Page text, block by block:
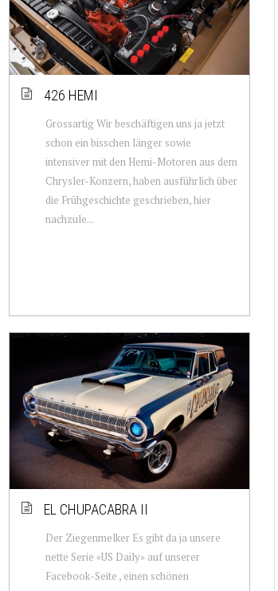
426 HEMI
Grossartig Wir beschäftigen uns ja jetzt
schon ein bisschen länger sowie
intensiver mit den Hemi-Motoren aus dem
Chrysler-Konzern, haben ausführlich über
die Frühgeschichte geschrieben, hier
nachzule...
EL CHUPACABRA II
Der Ziegenmelker Es gibt da ja unsere
nette Serie «US Daily» auf unserer
Facebook-Seite , einen schönen